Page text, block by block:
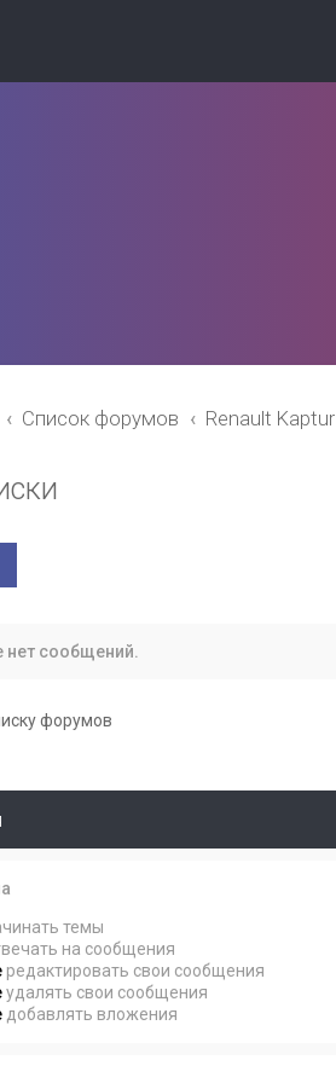
Список форумов Renault Kaptur
нет сообщений.
форумов
темы
на сообщения
редактировать свои сообщения
удалять свои сообщения
добавлять вложения